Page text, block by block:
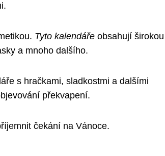
Tyto kalendáře obsahují širokou
a mnoho dalšího.
s hračkami, sladkostmi a dalšími
překvapení.
čekání na Vánoce.